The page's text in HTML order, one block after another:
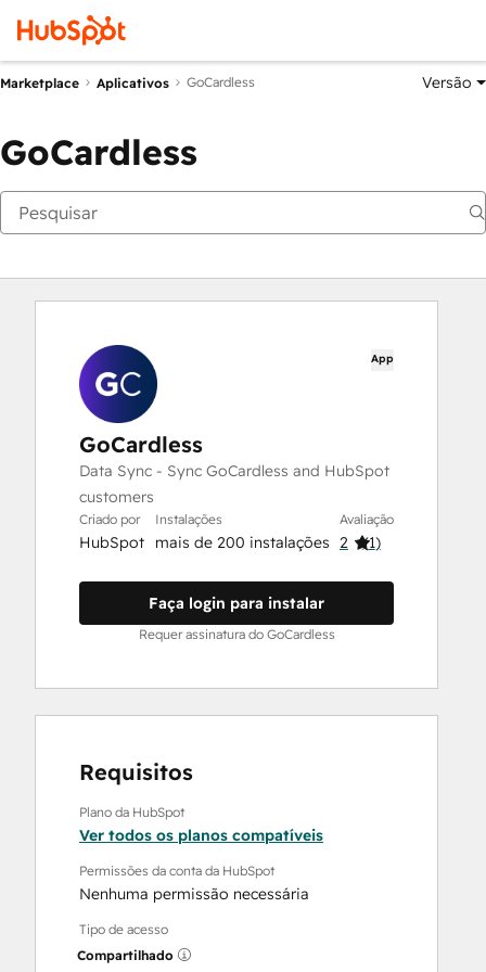
Marketplace Aplicativos GoCardless Versão
GoCardless
App
GoCardless
Data Sync - Sync GoCardless and HubSpot
customers
Criado por
HubSpot
Instalações
mais de 200 instalações
Avaliação
2 (1)
Faça login para instalar
Requer assinatura do GoCardless
Requisitos
Plano da HubSpot
Ver todos os planos compatíveis
Permissões da conta da HubSpot
Nenhuma permissão necessária
Tipo de acesso
Compartilhado